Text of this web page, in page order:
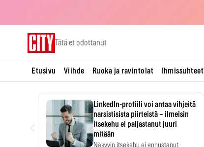
Tätä et odottanut
Etusivu Viihde Ruoka ja ravintolat Ihmissuhteet
LinkedIn-profiili voi antaa vihjeitä
narsistisista piirteistä – ilmeisin
itsekehu ei paljastanut juuri
mitään
Näkyvin itsekehu ei ennustanut